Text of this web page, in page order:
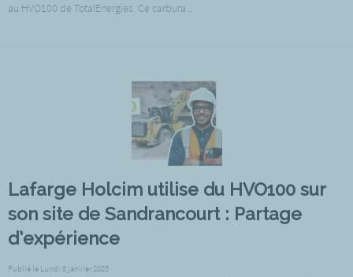
au HVO100 de TotalEnergies. Ce carbura...
Lafarge Holcim utilise du HVO100 sur
son site de Sandrancourt : Partage
d’expérience
Publié le Lundi 6 janvier 2025